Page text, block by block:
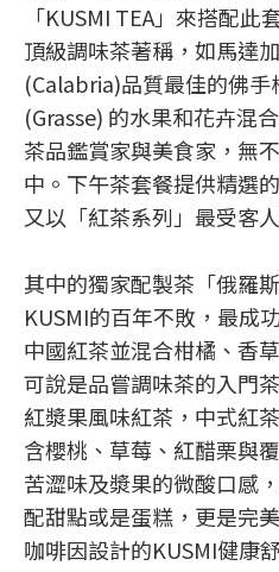
「KUSMI TEA」來搭配此
頂級調味茶著稱，如馬達
(Calabria)品質最佳的佛
(Grasse) 的水果和花卉混
茶品鑑賞家與美食家，無
中。下午茶套餐提供精選
又以「紅茶系列」最受客
其中的獨家配製茶「俄羅
KUSMI的百年不敗，最成
中國紅茶並混合柑橘、香
可說是品嘗調味茶的入門
紅漿果風味紅茶，中式紅
含櫻桃、草莓、紅醋栗與
苦澀味及漿果的微酸口感
配甜點或是蛋糕，更是完
咖啡因設計的KUSMI健康